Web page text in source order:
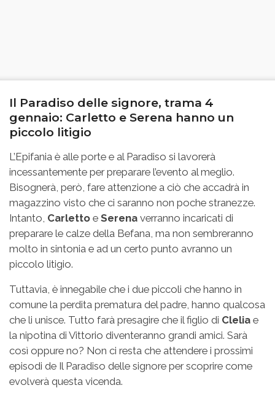
Il Paradiso delle signore, trama 4
gennaio: Carletto e Serena hanno un
piccolo litigio
L’Epifania è alle porte e al Paradiso si lavorerà
incessantemente per preparare l’evento al meglio.
Bisognerà, però, fare attenzione a ciò che accadrà in
magazzino visto che ci saranno non poche stranezze.
Intanto, Carletto e Serena verranno incaricati di
preparare le calze della Befana, ma non sembreranno
molto in sintonia e ad un certo punto avranno un
piccolo litigio.
Tuttavia, è innegabile che i due piccoli che hanno in
comune la perdita prematura del padre, hanno qualcosa
che li unisce. Tutto farà presagire che il figlio di Clelia e
la nipotina di Vittorio diventeranno grandi amici. Sarà
così oppure no? Non ci resta che attendere i prossimi
episodi de Il Paradiso delle signore per scoprire come
evolverà questa vicenda.